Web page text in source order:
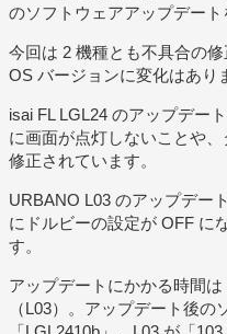
のソフトウェアアップデート
今回は 2 機種とも不具合の
OS バージョンに変化はあり
isai FL LGL24 のアップデー
に画面が点灯しないことや
修正されています。
URBANO L03 のアップデー
にドルビーの設定が OFF に
す。
アップデートにかかる時間
（L03）。アップデート後